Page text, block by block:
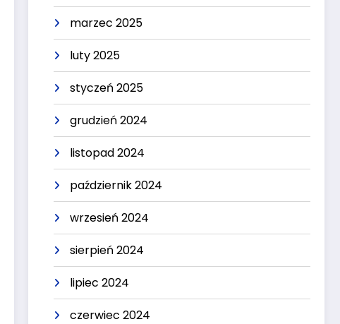
marzec 2025
luty 2025
styczeń 2025
grudzień 2024
listopad 2024
październik 2024
wrzesień 2024
sierpień 2024
lipiec 2024
czerwiec 2024